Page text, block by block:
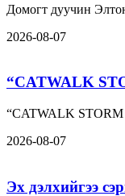
Домогт дуучин
2026-08-07
“CATWALK
“CATWALK STORM
2026-08-07
Эх дэлхийгээ